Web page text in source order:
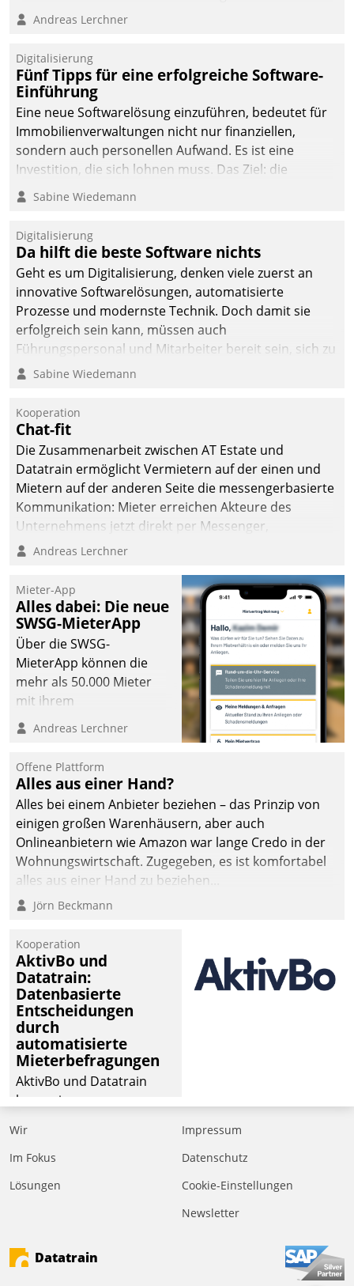
entwickeln.
Andreas Lerchner
Digitalisierung
Fünf Tipps für eine erfolgreiche Software-
Einführung
Eine neue Softwarelösung einzuführen, bedeutet für
Immobilienverwaltungen nicht nur finanziellen,
sondern auch personellen Aufwand. Es ist eine
Investition, die sich lohnen muss. Das Ziel: die
nachhaltige Optimierung der Geschäftsabläufe. Damit
dieses Ziel erreicht wird, sollten einige Grundregeln
Sabine Wiedemann
Digitalisierung
Da hilft die beste Software nichts
Geht es um Digitalisierung, denken viele zuerst an
innovative Softwarelösungen, automatisierte
Prozesse und modernste Technik. Doch damit sie
erfolgreich sein kann, müssen auch
Führungspersonal und Mitarbeiter bereit sein, sich zu
verändern und anzupassen, sonst werden sie an ihr
Sabine Wiedemann
Kooperation
Chat-fit
Die Zusammenarbeit zwischen AT Estate und
Datatrain ermöglicht Vermietern auf der einen und
Mietern auf der anderen Seite die messengerbasierte
Kommunikation: Mieter erreichen Akteure des
Unternehmens jetzt direkt per Messenger,
Mitarbeiter oder Dienstleister empfangen oder
Andreas Lerchner
Mieter-App
Alles dabei: Die neue
SWSG-MieterApp
Über die SWSG-
MieterApp können die
mehr als 50.000 Mieter
mit ihrem
Wohnungsunternehmen
kommunizieren, auf dem
einsehen und ändern
oder
Schadensmeldungen
abgeben – rund um die
Uhr.
Andreas Lerchner
Offene Plattform
Alles aus einer Hand?
Alles bei einem Anbieter beziehen – das Prinzip von
einigen großen Warenhäusern, aber auch
Onlineanbietern wie Amazon war lange Credo in der
Wohnungswirtschaft. Zugegeben, es ist komfortabel
alles aus einer Hand zu beziehen...
Jörn Beckmann
Kooperation
AktivBo und
Datatrain:
Datenbasierte
Entscheidungen
durch
automatisierte
Mieterbefragungen
AktivBo und Datatrain
kooperieren –
profitieren: Die nahtlose
Integration der Lösungen
Datatrain ermöglicht
Mieterbefragungen – eine
starke Grundlage für
Wir
Im Fokus
Lösungen
Impressum
Datenschutz
Cookie-Einstellungen
Newsletter
Datatrain